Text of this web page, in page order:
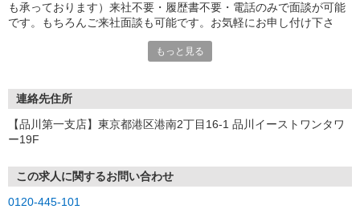
も承っております）来社不要・履歴書不要・電話のみで面談が可能
です。もちろんご来社面談も可能です。お気軽にお申し付け下さ
もっと見る
連絡先住所
【品川第一支店】東京都港区港南2丁目16-1 品川イーストワンタワ
ー19F
この求人に関するお問い合わせ
0120-445-101